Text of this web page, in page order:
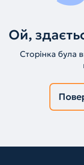
Ой,
Сторінка була